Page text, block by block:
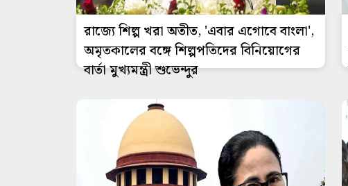
রাজ্যে শিল্প খরা অতীত, 'এবার এগোবে বাংলা',
অমৃতকালের বঙ্গে শিল্পপতিদের বিনিয়োগের
বার্তা মুখ্যমন্ত্রী শুভেন্দুর